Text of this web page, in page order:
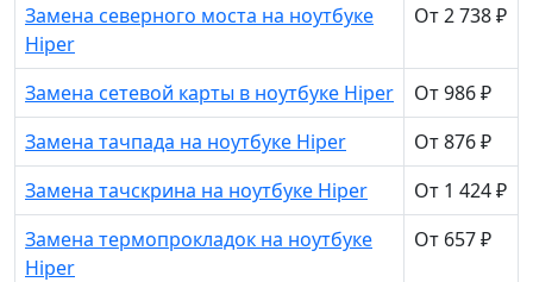
Замена северного моста на ноутбуке
Hiper
От 2 738 ₽
Замена сетевой карты в ноутбуке Hiper
От 986 ₽
Замена тачпада на ноутбуке Hiper
От 876 ₽
Замена тачскрина на ноутбуке Hiper
От 1 424 ₽
Замена термопрокладок на ноутбуке
Hiper
От 657 ₽